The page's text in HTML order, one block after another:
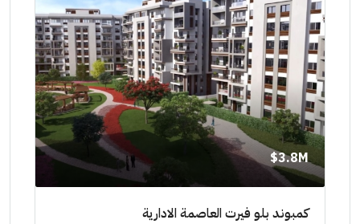
3.8M$
كمبوند بلو فيرت العاصمة الادارية